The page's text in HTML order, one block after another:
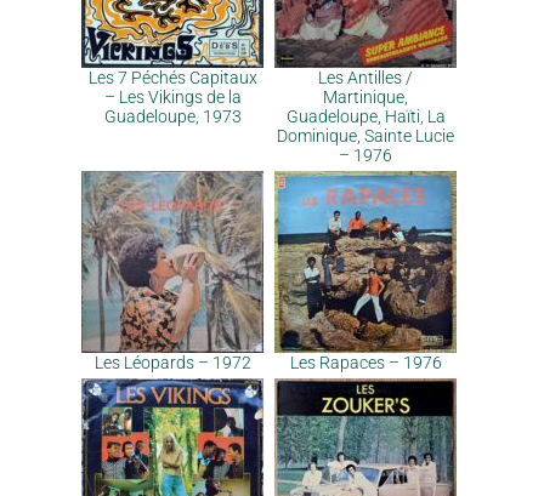
Les 7 Péchés Capitaux
– Les Vikings de la
Guadeloupe, 1973
Les Antilles /
Martinique,
Guadeloupe, Haïti, La
Dominique, Sainte Lucie
– 1976
Les Léopards – 1972 Les Rapaces – 1976